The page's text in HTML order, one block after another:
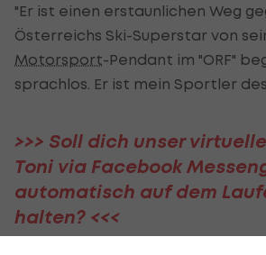
"Er ist einen erstaunlichen Weg
Österreichs Ski-Superstar von
Motorsport-Pendant im "ORF"
sprachlos. Er ist mein Sportler
>>> Soll dich unser
Toni via Facebook
automatisch auf dem
halten? <<<